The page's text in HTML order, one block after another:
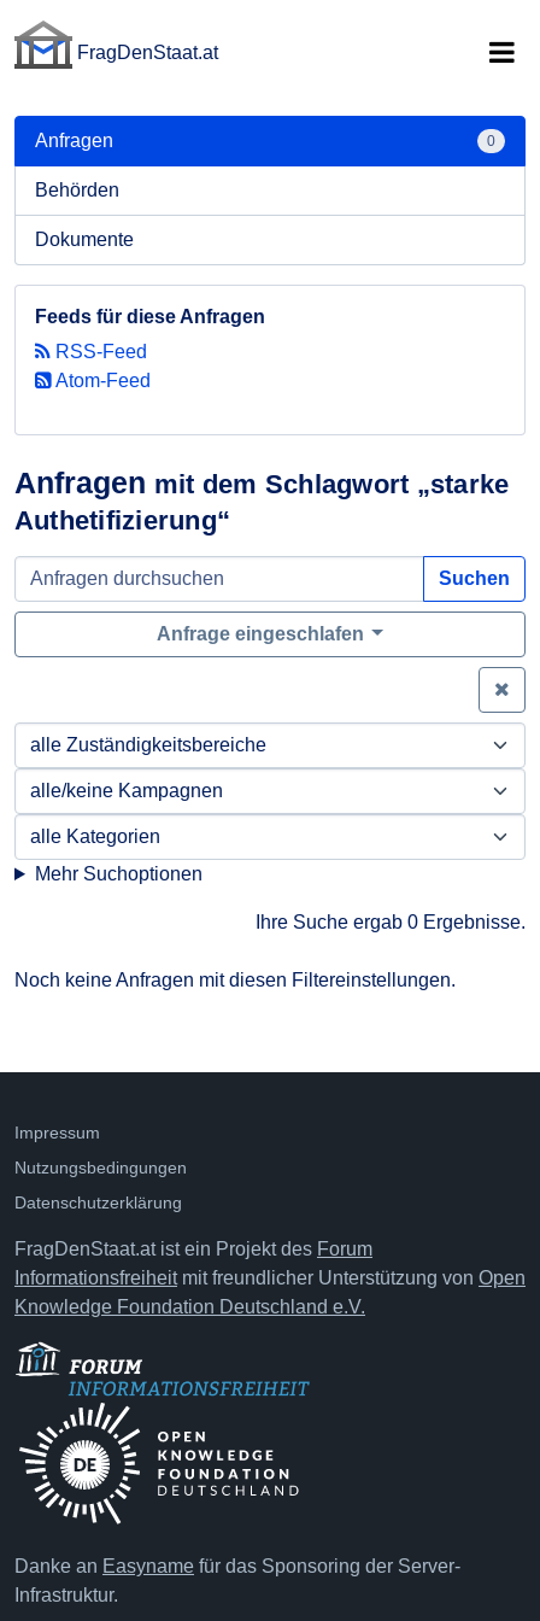
FragDenStaat.at
Anfragen mit dem Schlagwort „starke
Authetifizierung“
Suchen
Anfrage eingeschlafen
Mehr Suchoptionen
Ihre Suche ergab 0 Ergebnisse.
Noch keine Anfragen mit diesen Filtereinstellungen.
Anfragen 0
Behörden
Dokumente
Feeds für diese Anfragen
RSS-Feed
Atom-Feed
Impressum
Nutzungsbedingungen
Datenschutzerklärung
FragDenStaat.at ist ein Projekt des Forum
Informationsfreiheitmit freundlicher Unterstützung von Open
Knowledge Foundation Deutschland e.V.
Danke an Easyname für das Sponsoring der Server-
Infrastruktur.